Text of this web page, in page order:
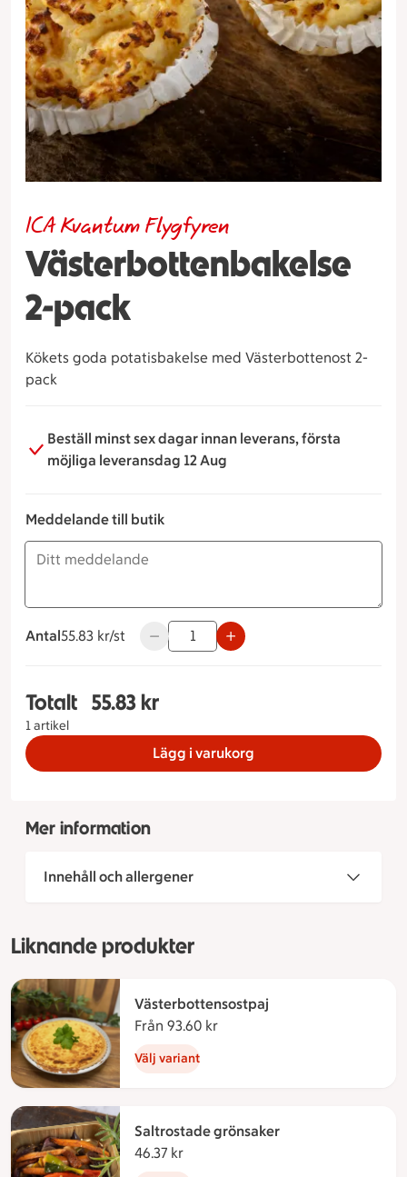
Västerbottenbakelse
2-pack
ICA Kvantum Flygfyren
Kökets goda potatisbakelse med Västerbottenost 2-
pack
Beställ minst sex dagar innan leverans, första
möjliga leveransdag 12 Aug
Meddelande till butik
Antal
55.83 kronor styck
55.83 kr/st Använd knapparna för att minska eller
Totalt
1 artikel
Totalt 1 stycken Västerbottenbakelse 2-pack,
55.83 kr
Lägg i varukorg
Mer information
Innehåll och allergener
Liknande produkter
Västerbottensostpaj
Från 93.60 kr
Välj variant
Saltrostade grönsaker
46.37 kr